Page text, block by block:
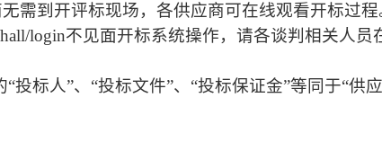
需到开评标现场，各供应商可在线观看开标过
hall/login不见面开标系统操作，请各谈判相关人
标人”、“投标文件”、“投标保证金”等同于“供